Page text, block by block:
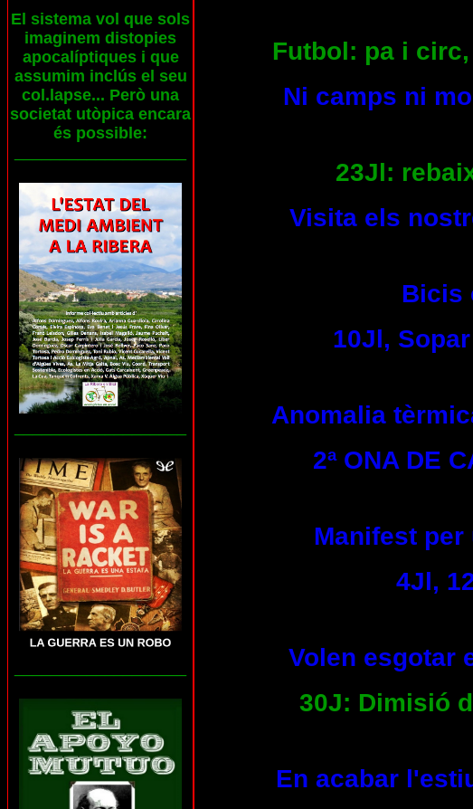
El sistema vol que sols
imaginem distopies
apocalíptiques i que
assumim inclús el seu
col.lapse... Però una
societat utòpica encara
és possible:
Futbol: pa i
Ni camps ni
23Jl:
Visita els
Bicis
10Jl,
Anomalia
2ª ONA DE
Manifest
4Jl,
Volen esgotar
30J: Dimisió
En acabar